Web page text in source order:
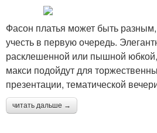
Фасон платья может быть
учесть в первую очередь.
расклешенной или пышной
макси подойдут для
презентации, тематической
читать дальше →